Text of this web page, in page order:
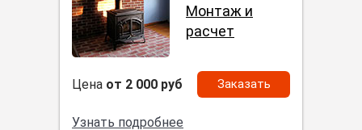
Монтаж и
расчет
Цена от 2 000 руб Заказать
Узнать подробнее